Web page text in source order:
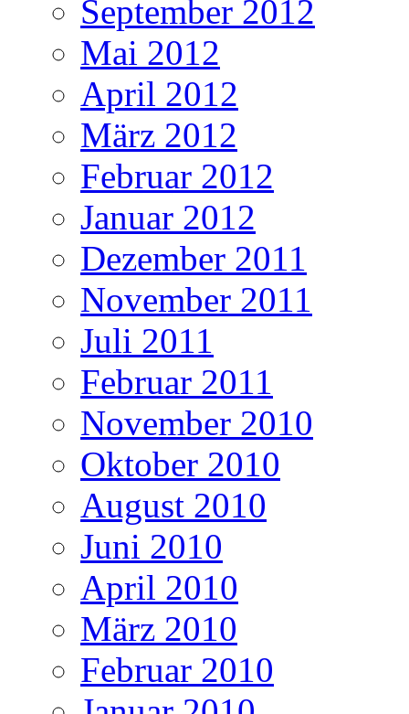
September 2012
Mai 2012
April 2012
März 2012
Februar 2012
Januar 2012
Dezember 2011
November 2011
Juli 2011
Februar 2011
November 2010
Oktober 2010
August 2010
Juni 2010
April 2010
März 2010
Februar 2010